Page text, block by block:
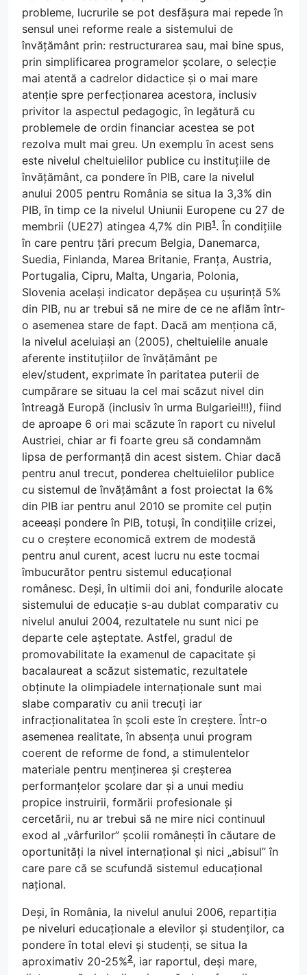
probleme, lucrurile se pot desfășura mai repede în
sensul unei reforme reale a sistemului de
învățământ prin: restructurarea sau, mai bine spus,
prin simplificarea programelor școlare, o selecție
mai atentă a cadrelor didactice și o mai mare
atenție spre perfecționarea acestora, inclusiv
privitor la aspectul pedagogic, în legătură cu
problemele de ordin financiar acestea se pot
rezolva mult mai greu. Un exemplu în acest sens
este nivelul cheltuielilor publice cu instituțiile de
învățământ, ca pondere în PIB, care la nivelul
anului 2005 pentru România se situa la 3,3% din
PIB, în timp ce la nivelul Uniunii Europene cu 27 de
membrii (UE27) atingea 4,7% din PIB1. În condițiile
în care pentru țări precum Belgia, Danemarca,
Suedia, Finlanda, Marea Britanie, Franța, Austria,
Portugalia, Cipru, Malta, Ungaria, Polonia,
Slovenia același indicator depășea cu ușurință 5%
din PIB, nu ar trebui să ne mire de ce ne aflăm într-
o asemenea stare de fapt. Dacă am menționa că,
la nivelul aceluiași an (2005), cheltuielile anuale
aferente instituțiilor de învățământ pe
elev/student, exprimate în paritatea puterii de
cumpărare se situau la cel mai scăzut nivel din
întreagă Europă (inclusiv în urma Bulgariei!!!), fiind
de aproape 6 ori mai scăzute în raport cu nivelul
Austriei, chiar ar fi foarte greu să condamnăm
lipsa de performanță din acest sistem. Chiar dacă
pentru anul trecut, ponderea cheltuielilor publice
cu sistemul de învățământ a fost proiectat la 6%
din PIB iar pentru anul 2010 se promite cel puțin
aceeași pondere în PIB, totuși, în condițiile crizei,
cu o creștere economică extrem de modestă
pentru anul curent, acest lucru nu este tocmai
îmbucurător pentru sistemul educațional
românesc. Deși, în ultimii doi ani, fondurile alocate
sistemului de educație s-au dublat comparativ cu
nivelul anului 2004, rezultatele nu sunt nici pe
departe cele așteptate. Astfel, gradul de
promovabilitate la examenul de capacitate și
bacalaureat a scăzut sistematic, rezultatele
obținute la olimpiadele internaționale sunt mai
slabe comparativ cu anii trecuți iar
infracționalitatea în școli este în creștere. Într-o
asemenea realitate, în absența unui program
coerent de reforme de fond, a stimulentelor
materiale pentru menținerea și creșterea
performanțelor școlare dar și a unui mediu
propice instruirii, formării profesionale și
cercetării, nu ar trebui să ne mire nici continuul
exod al „vârfurilor” școlii românești în căutare de
oportunități la nivel internațional și nici „abisul” în
care pare că se scufundă sistemul educațional
național.
Deși, în România, la nivelul anului 2006, repartiția
pe niveluri educaționale a elevilor și studenților, ca
pondere în total elevi și studenți, se situa la
aproximativ 20-25%2, iar raportul, deși mare,